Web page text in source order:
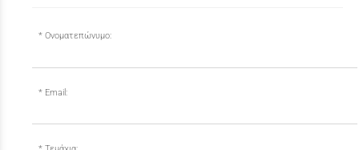
Ονοματεπώνυμο:
Email: